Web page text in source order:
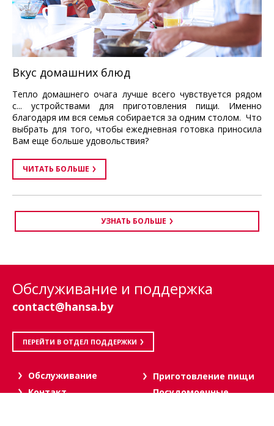
Вкус домашних блюд
Тепло домашнего очага лучше всего чувствуется рядом
с... устройствами для приготовления пищи. Именно
благодаря им вся семья собирается за одним столом. Что
выбрать для того, чтобы ежедневная готовка приносила
Вам еще больше удовольствия?
ЧИТАТЬ БОЛЬШЕ
УЗНАТЬ БОЛЬШЕ
Обслуживание и поддержка
contact@hansa.by
ПЕРЕЙТИ В ОТДЕЛ ПОДДЕРЖКИ
Oбслуживание
Контакт
Приготовление пищи
Посудомоечные